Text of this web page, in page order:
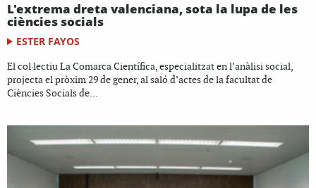
L'extrema dreta valenciana, sota la lupa de les
ciències socials
ESTER FAYOS
El col·lectiu La Comarca Científica, especialitzat en l’anàlisi social,
projecta el pròxim 29 de gener, al saló d’actes de la facultat de
Ciències Socials de...